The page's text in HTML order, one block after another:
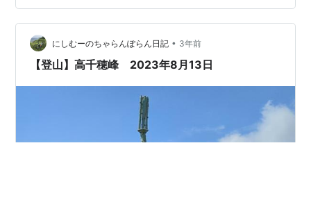
頂は飛地境内となっている。じつは、山頂に突き刺さっ
ている天之逆鉾（あまのさかほこ）は霧島東神社の社宝
である。 天孫降臨伝説の山の中腹に 霧島東御在所両所権
現 高千穂峰の山腹に 火闌降尊と火明尊 …
にしむーのちゃらんぽらん日記 • 3年前
【登山】高千穂峰 2023年8月13日